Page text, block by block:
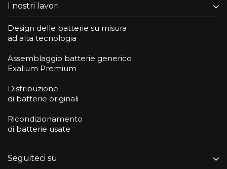
I nostri lavori
Design delle batterie su misura
ad alta tecnologia
Assemblaggio batterie generico
Exalium Premium
Distribuzione
di batterie originali
Ricondizionamento
di batterie usate
Seguiteci su